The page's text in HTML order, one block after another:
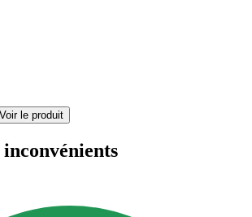
Voir le produit
inconvénients